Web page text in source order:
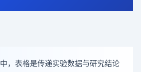
，表格是传递实验数据与研究结论